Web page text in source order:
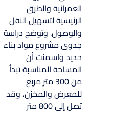
العمرانية والطرق
الرئيسية لتسهيل النقل
والوصول. وتوضح دراسة
جدوى مشروع مواد بناء
حديد واسمنت أن
المساحة المناسبة تبدأ
من 300 متر مربع
للمعرض والمخزن، وقد
تصل إلى 800 متر